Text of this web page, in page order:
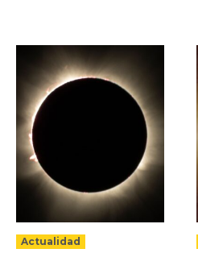
Actualidad